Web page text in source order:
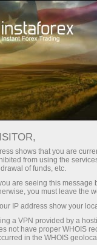
Ҳисоб-варағини тез
Энди иш
учун
shows that you are
from using the
of funds, etc.
are seeing this
you must leave the
IP address show your
a VPN provided by a
not have proper WHOIS
in the WHOIS